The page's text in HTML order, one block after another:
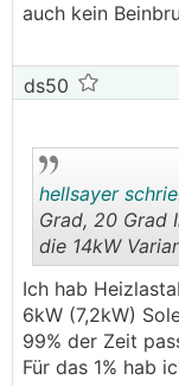
auch kein
ds50
hellsayer
Grad, 20 Grad
die 14kW
Ich hab
6kW (7,2kW)
99% der Zeit
Für das 1% hab